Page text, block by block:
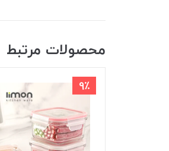
محصولات مرتبط
9٪